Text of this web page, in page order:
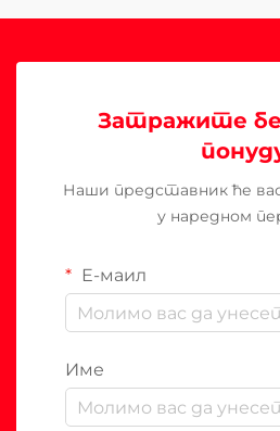
Затражите
Наши представник ће
у наредном
Е-маил
Име